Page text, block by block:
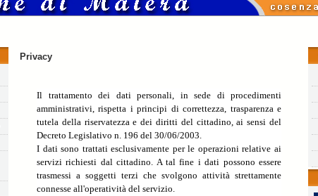
Privacy
Il trattamento dei dati personali, in sede di procedimenti
amministrativi, rispetta i principi di correttezza, trasparenza e
tutela della riservatezza e dei diritti del cittadino, ai sensi del
Decreto Legislativo n. 196 del 30/06/2003.
I dati sono trattati esclusivamente per le operazioni relative ai
servizi richiesti dal cittadino. A tal fine i dati possono essere
trasmessi a soggetti terzi che svolgono attività strettamente
connesse all'operatività del servizio.